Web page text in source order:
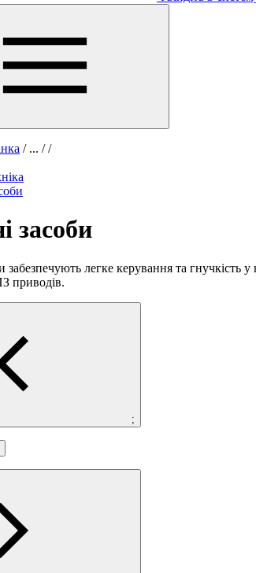
/... / /
засоби
забезпечують легке керування та
приводів.
;